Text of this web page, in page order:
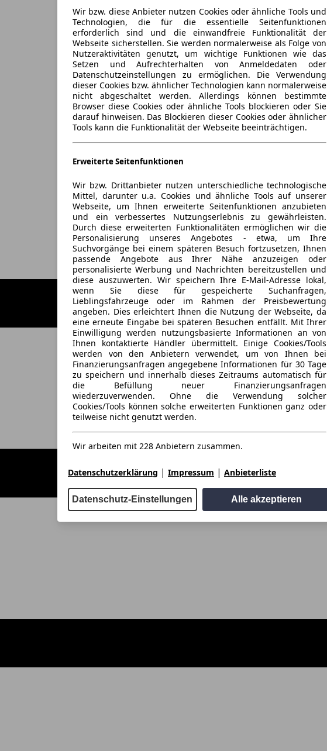
Wir bzw. diese Anbieter nutzen Cookies oder ähnliche Tools und
Technologien, die für die essentielle Seitenfunktionen
erforderlich sind und die einwandfreie Funktionalität der
Webseite sicherstellen. Sie werden normalerweise als Folge von
Nutzeraktivitäten genutzt, um wichtige Funktionen wie das
Setzen und Aufrechterhalten von Anmeldedaten oder
Datenschutzeinstellungen zu ermöglichen. Die Verwendung
dieser Cookies bzw. ähnlicher Technologien kann normalerweise
nicht abgeschaltet werden. Allerdings können bestimmte
Browser diese Cookies oder ähnliche Tools blockieren oder Sie
darauf hinweisen. Das Blockieren dieser Cookies oder ähnlicher
Tools kann die Funktionalität der Webseite beeinträchtigen.
Erweiterte Seitenfunktionen
Wir bzw. Drittanbieter nutzen unterschiedliche technologische
Mittel, darunter u.a. Cookies und ähnliche Tools auf unserer
Webseite, um Ihnen erweiterte Seitenfunktionen anzubieten
und ein verbessertes Nutzungserlebnis zu gewährleisten.
Durch diese erweiterten Funktionalitäten ermöglichen wir die
Personalisierung unseres Angebotes - etwa, um Ihre
Suchvorgänge bei einem späteren Besuch fortzusetzen, Ihnen
passende Angebote aus Ihrer Nähe anzuzeigen oder
personalisierte Werbung und Nachrichten bereitzustellen und
diese auszuwerten. Wir speichern Ihre E-Mail-Adresse lokal,
wenn Sie diese für gespeicherte Suchanfragen,
Lieblingsfahrzeuge oder im Rahmen der Preisbewertung
angeben. Dies erleichtert Ihnen die Nutzung der Webseite, da
eine erneute Eingabe bei späteren Besuchen entfällt. Mit Ihrer
Einwilligung werden nutzungsbasierte Informationen an von
Ihnen kontaktierte Händler übermittelt. Einige Cookies/Tools
werden von den Anbietern verwendet, um von Ihnen bei
Finanzierungsanfragen angegebene Informationen für 30 Tage
zu speichern und innerhalb dieses Zeitraums automatisch für
die Befüllung neuer Finanzierungsanfragen
wiederzuverwenden. Ohne die Verwendung solcher
Cookies/Tools können solche erweiterten Funktionen ganz oder
teilweise nicht genutzt werden.
Wir arbeiten mit 228 Anbietern zusammen.
Datenschutzerklärung | Impressum | Anbieterliste
Datenschutz-Einstellungen Alle akzeptieren